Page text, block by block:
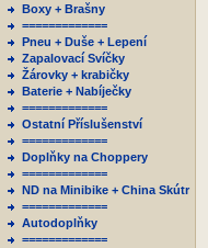
Boxy + Brašny
=============
Pneu + Duše + Lepení
Zapalovací Svíčky
Žárovky + krabičky
Baterie + Nabíječky
=============
Ostatní Příslušenství
=============
Doplňky na Choppery
=============
ND na Minibike + China Skútr
=============
Autodoplňky
=============